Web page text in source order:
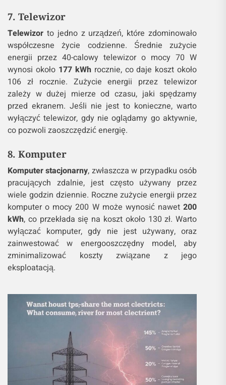
7. Telewizor
Telewizor to jedno z urządzeń, które zdominowało
współczesne życie codzienne. Średnie zużycie
energii przez 40-calowy telewizor o mocy 70 W
wynosi około 177 kWhrocznie, co daje koszt około
106 zł rocznie. Zużycie energii przez telewizor
zależy w dużej mierze od czasu, jaki spędzamy
przed ekranem. Jeśli nie jest to konieczne, warto
wyłączyć telewizor, gdy nie oglądamy go aktywnie,
co pozwoli zaoszczędzić energię.
8. Komputer
Komputer stacjonarny, zwłaszcza w przypadku osób
pracujących zdalnie, jest często używany przez
wiele godzin dziennie. Roczne zużycie energii przez
komputer o mocy 200 W może wynosić nawet200
kWh, co przekłada się na koszt około 130 zł. Warto
wyłączać komputer, gdy nie jest używany, oraz
zainwestować w energooszczędny model, aby
zminimalizować koszty związane z jego
eksploatacją.